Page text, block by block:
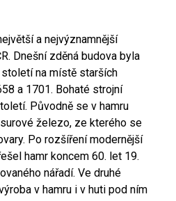
a nejvýznamnější
Dnešní zděná budova byla
na místě starších
a 1701. Bohaté strojní
Původně se v hamru
železo, ze kterého se
Po rozšíření modernější
hamr koncem 60. let 19.
nářadí. Ve druhé
v hamru i v huti pod ním